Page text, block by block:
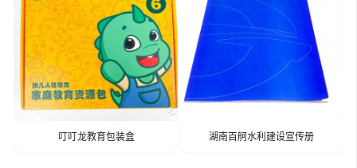
​叮​叮龙教育包装盒 湖南百舸水利建设宣传册